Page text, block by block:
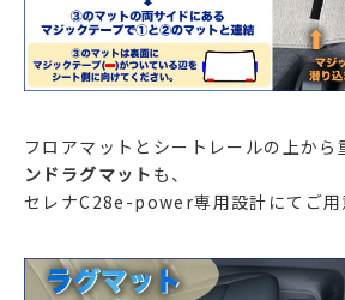
フロアマットとシートレールの上から
ンドラグマット も、
セレナC28e-power専用設計にてご